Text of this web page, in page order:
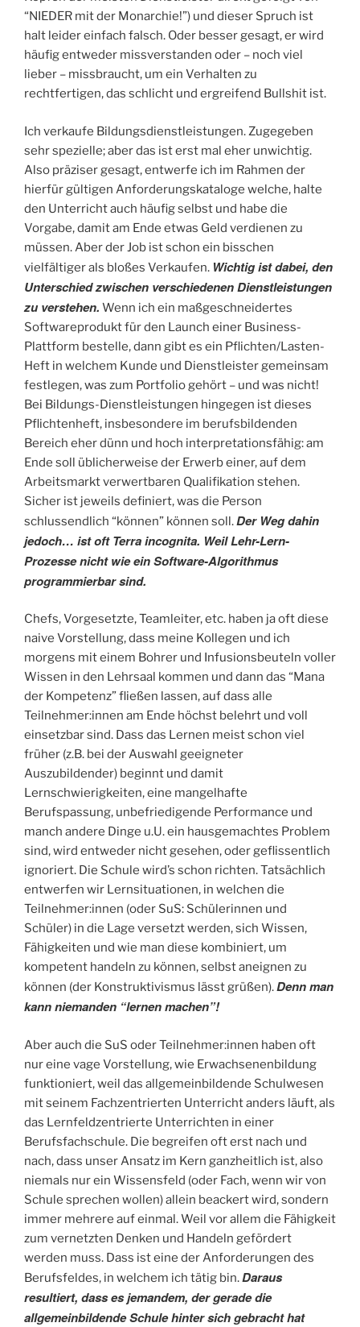
“NIEDER mit der Monarchie!”) und dieser Spruch ist
halt leider einfach falsch. Oder besser gesagt, er wird
häufig entweder missverstanden oder – noch viel
lieber – missbraucht, um ein Verhalten zu
rechtfertigen, das schlicht und ergreifend Bullshit ist.
Ich verkaufe Bildungsdienstleistungen. Zugegeben
sehr spezielle; aber das ist erst mal eher unwichtig.
Also präziser gesagt, entwerfe ich im Rahmen der
hierfür gültigen Anforderungskataloge welche, halte
den Unterricht auch häufig selbst und habe die
Vorgabe, damit am Ende etwas Geld verdienen zu
müssen. Aber der Job ist schon ein bisschen
vielfältiger als bloßes Verkaufen. Wichtig ist dabei, den
Unterschied zwischen verschiedenen Dienstleistungen
zu verstehen. Wenn ich ein maßgeschneidertes
Softwareprodukt für den Launch einer Business-
Plattform bestelle, dann gibt es ein Pflichten/Lasten-
Heft in welchem Kunde und Dienstleister gemeinsam
festlegen, was zum Portfolio gehört – und was nicht!
Bei Bildungs-Dienstleistungen hingegen ist dieses
Pflichtenheft, insbesondere im berufsbildenden
Bereich eher dünn und hoch interpretationsfähig: am
Ende soll üblicherweise der Erwerb einer, auf dem
Arbeitsmarkt verwertbaren Qualifikation stehen.
Sicher ist jeweils definiert, was die Person
schlussendlich “können” können soll.Der Weg dahin
jedoch… ist oft Terra incognita. Weil Lehr-Lern-
Prozesse nicht wie ein Software-Algorithmus
programmierbar sind.
Chefs, Vorgesetzte, Teamleiter, etc. haben ja oft diese
naive Vorstellung, dass meine Kollegen und ich
morgens mit einem Bohrer und Infusionsbeuteln voller
Wissen in den Lehrsaal kommen und dann das “Mana
der Kompetenz” fließen lassen, auf dass alle
Teilnehmer:innen am Ende höchst belehrt und voll
einsetzbar sind. Dass das Lernen meist schon viel
früher (z.B. bei der Auswahl geeigneter
Auszubildender) beginnt und damit
Lernschwierigkeiten, eine mangelhafte
Berufspassung, unbefriedigende Performance und
manch andere Dinge u.U. ein hausgemachtes Problem
sind, wird entweder nicht gesehen, oder geflissentlich
ignoriert. Die Schule wird’s schon richten. Tatsächlich
entwerfen wir Lernsituationen, in welchen die
Teilnehmer:innen (oder SuS: Schülerinnen und
Schüler) in die Lage versetzt werden, sich Wissen,
Fähigkeiten und wie man diese kombiniert, um
kompetent handeln zu können, selbst aneignen zu
können (der Konstruktivismus lässt grüßen).Denn man
kann niemanden “lernen machen”!
Aber auch die SuS oder Teilnehmer:innen haben oft
nur eine vage Vorstellung, wie Erwachsenenbildung
funktioniert, weil das allgemeinbildende Schulwesen
mit seinem Fachzentrierten Unterricht anders läuft, als
das Lernfeldzentrierte Unterrichten in einer
Berufsfachschule. Die begreifen oft erst nach und
nach, dass unser Ansatz im Kern ganzheitlich ist, also
niemals nur ein Wissensfeld (oder Fach, wenn wir von
Schule sprechen wollen) allein beackert wird, sondern
immer mehrere auf einmal. Weil vor allem die Fähigkeit
zum vernetzten Denken und Handeln gefördert
werden muss. Dass ist eine der Anforderungen des
Berufsfeldes, in welchem ich tätig bin.Daraus
resultiert, dass es jemandem, der gerade die
allgemeinbildende Schule hinter sich gebracht hat